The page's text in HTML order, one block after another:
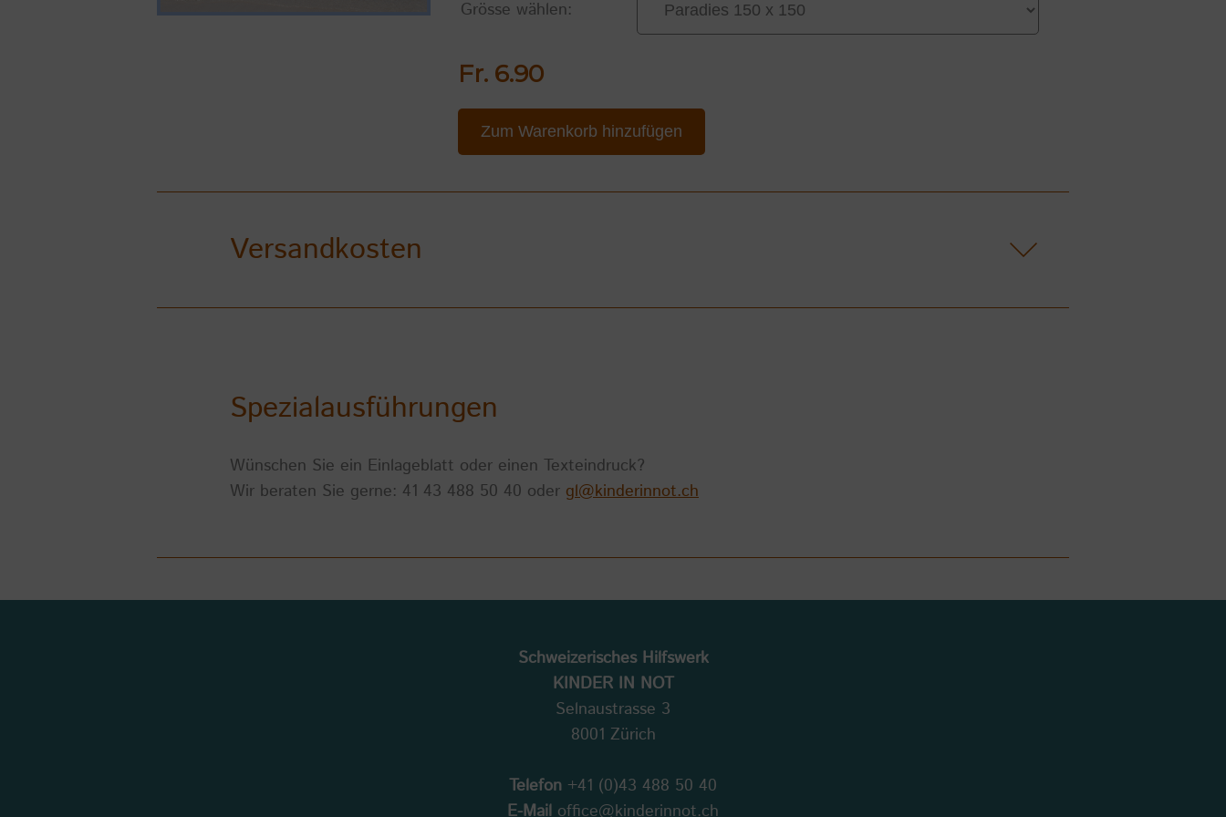
Grösse wählen:
Fr. 6.90
Zum Warenkorb hinzufügen
Versandkosten
Spezialausführungen
Wünschen Sie ein Einlageblatt oder einen Texteindruck?
Wir beraten Sie gerne: 41 43 488 50 40 oder gl@kinderinnot.ch
Schweizerisches Hilfswerk
KINDER IN NOT
Selnaustrasse 3
8001 Zürich
Telefon +41 (0)43 488 50 40
E-Mail office@kinderinnot.ch